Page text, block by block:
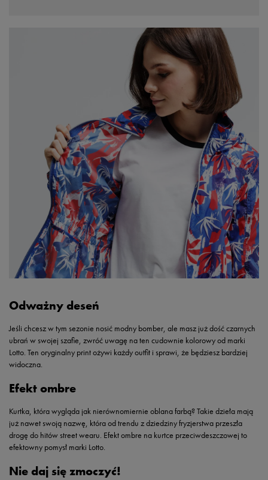
Odważny deseń
Jeśli chcesz w tym sezonie nosić modny bomber, ale masz już dość czarnych
ubrań w swojej szafie, zwróć uwagę na ten cudownie kolorowy od marki
Lotto. Ten oryginalny print ożywi każdy outfit i sprawi, że będziesz bardziej
widoczna.
Efekt ombre
Kurtka, która wygląda jak nierównomiernie oblana farbą? Takie dzieła mają
już nawet swoją nazwę, która od trendu z dziedziny fryzjerstwa przeszła
drogę do hitów street wearu. Efekt ombre na kurtce przeciwdeszczowej to
efektowny pomysł marki Lotto.
Nie daj się zmoczyć!